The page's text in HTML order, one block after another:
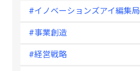
#イノベーションズアイ編集局
#事業創造
#経営戦略